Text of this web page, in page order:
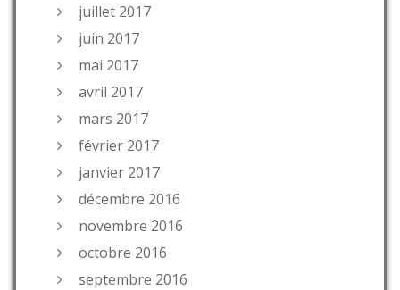
juillet 2017
juin 2017
mai 2017
avril 2017
mars 2017
février 2017
janvier 2017
décembre 2016
novembre 2016
octobre 2016
septembre 2016